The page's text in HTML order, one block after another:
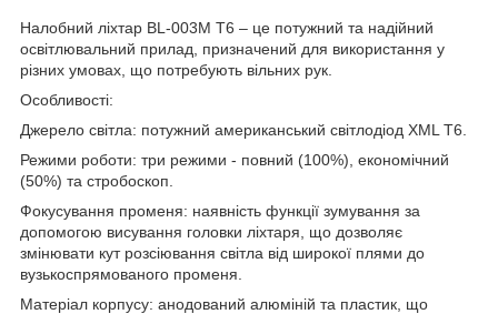
Налобний ліхтар BL-003M T6 – це потужний та надійний
освітлювальний прилад, призначений для використання у
різних умовах, що потребують вільних рук.
Особливості:
Джерело світла: потужний американський світлодіод XML T6.
Режими роботи: три режими - повний (100%), економічний
(50%) та стробоскоп.
Фокусування променя: наявність функції зумування за
допомогою висування головки ліхтаря, що дозволяє
змінювати кут розсіювання світла від широкої плями до
вузькоспрямованого променя.
Матеріал корпусу: анодований алюміній та пластик, що